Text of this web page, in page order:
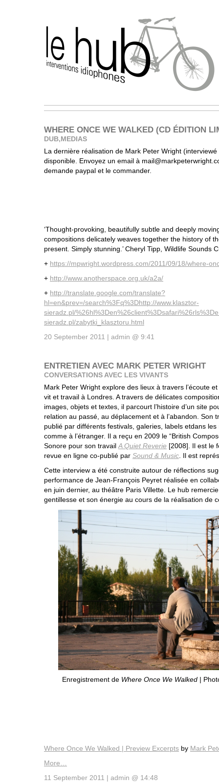
WHERE ONCE WE WALKED (CD ÉDITION
DUB, MEDIAS
La dernière réalisation de Mark Peter Wright
disponible. Envoyez un email à
demande paypal et le commander.
‘Thought-provoking, beautifully subtle and deeply
compositions delicately weaves together the history of
present. Simply stunning.’ Cheryl Tipp, Wildlife Sounds
+ https://mpwright.wordpress.com/2011/09/18/where-
+ http://www.anotherspace.org.uk/a2a/
+ http://translate.google.com/translate?
hl=en&prev=/search%3Fq%3Dhttp://www.klasztor-
sieradz.pl/
sieradz.pl/zabytki_klasztoru.html
20 September 2011 | admin @ 9:41
ENTRETIEN AVEC MARK PETER WRIGHT
CONVERSATIONS AVEC LES VIVANTS
Mark Peter Wright explore des lieux à travers l’écoute
vit et travail à Londres. A travers de délicates
images, objets et textes, il parcourt l’histoire d’un site
relation au passé, au déplacement et à l’abandon. Son
publié par différents festivals, galeries, labels etdans
comme à l’étranger. Il a reçu en 2009 le “British
Sonore pour son travailA Quiet Reverie [2008]. Il est le
revue en ligne co-publié par Sound & Music. Il est
Cette interview a été construite autour de réflections
performance de Jean-François Peyret réalisée en
en juin dernier, au théâtre Paris Villette. Le hub
gentillesse et son énergie au cours de la réalisation de
Enregistrement de Where Once We Walked |
Where Once We Walked | Preview Excerpts by Mark
More…
11 September 2011 | admin @ 14:48